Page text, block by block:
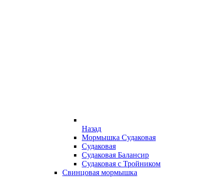
Назад
Мормышка Судаковая
Судаковая
Судаковая Балансир
Судаковая с Тройником
Свинцовая мормышка